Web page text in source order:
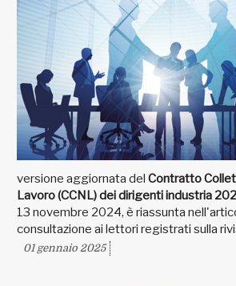
versione aggiornata del Contratto
Lavoro (CCNL) dei dirigenti industria
13 novembre 2024, è riassunta
consultazione ai lettori registrati sulla
01 gennaio 2025